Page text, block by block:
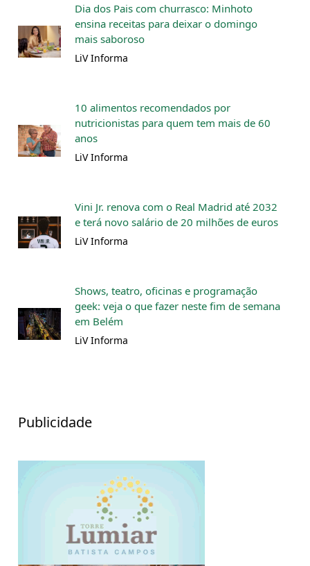
Dia dos Pais com churrasco: Minhoto
ensina receitas para deixar o domingo
mais saboroso
LiV Informa
10 alimentos recomendados por
nutricionistas para quem tem mais de 60
anos
LiV Informa
Vini Jr. renova com o Real Madrid até 2032
e terá novo salário de 20 milhões de euros
LiV Informa
Shows, teatro, oficinas e programação
geek: veja o que fazer neste fim de semana
em Belém
LiV Informa
Publicidade